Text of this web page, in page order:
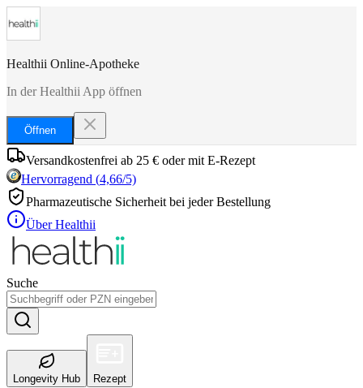
Healthii Online-Apotheke
In der Healthii App öffnen
Öffnen
Versandkostenfrei ab 25 € oder mit E-Rezept
Hervorragend (4,66/5)
Pharmazeutische Sicherheit bei jeder Bestellung
Über Healthii
Suche
Longevity Hub Rezept